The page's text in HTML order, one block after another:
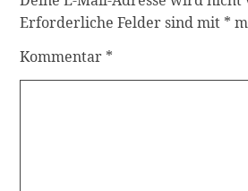
Erforderliche Felder sind mit *
Kommentar *